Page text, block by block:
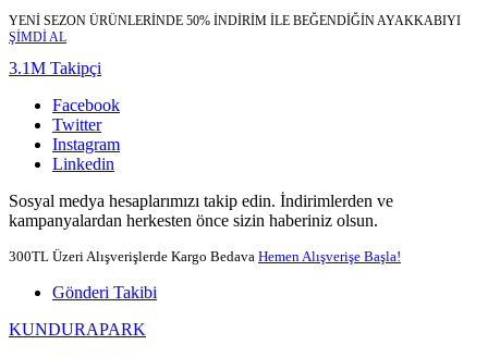
YENİ SEZON ÜRÜNLERİNDE 50% İNDİRİM İLE BEĞENDİĞİN AYAKKABIYI
ŞİMDİ AL
3.1M Takipçi
Facebook
Twitter
Instagram
Linkedin
Sosyal medya hesaplarımızı takip edin. İndirimlerden ve
kampanyalardan herkesten önce sizin haberiniz olsun.
300TL Üzeri Alışverişlerde Kargo Bedava Hemen Alışverişe Başla!
Gönderi Takibi
KUNDURAPARK